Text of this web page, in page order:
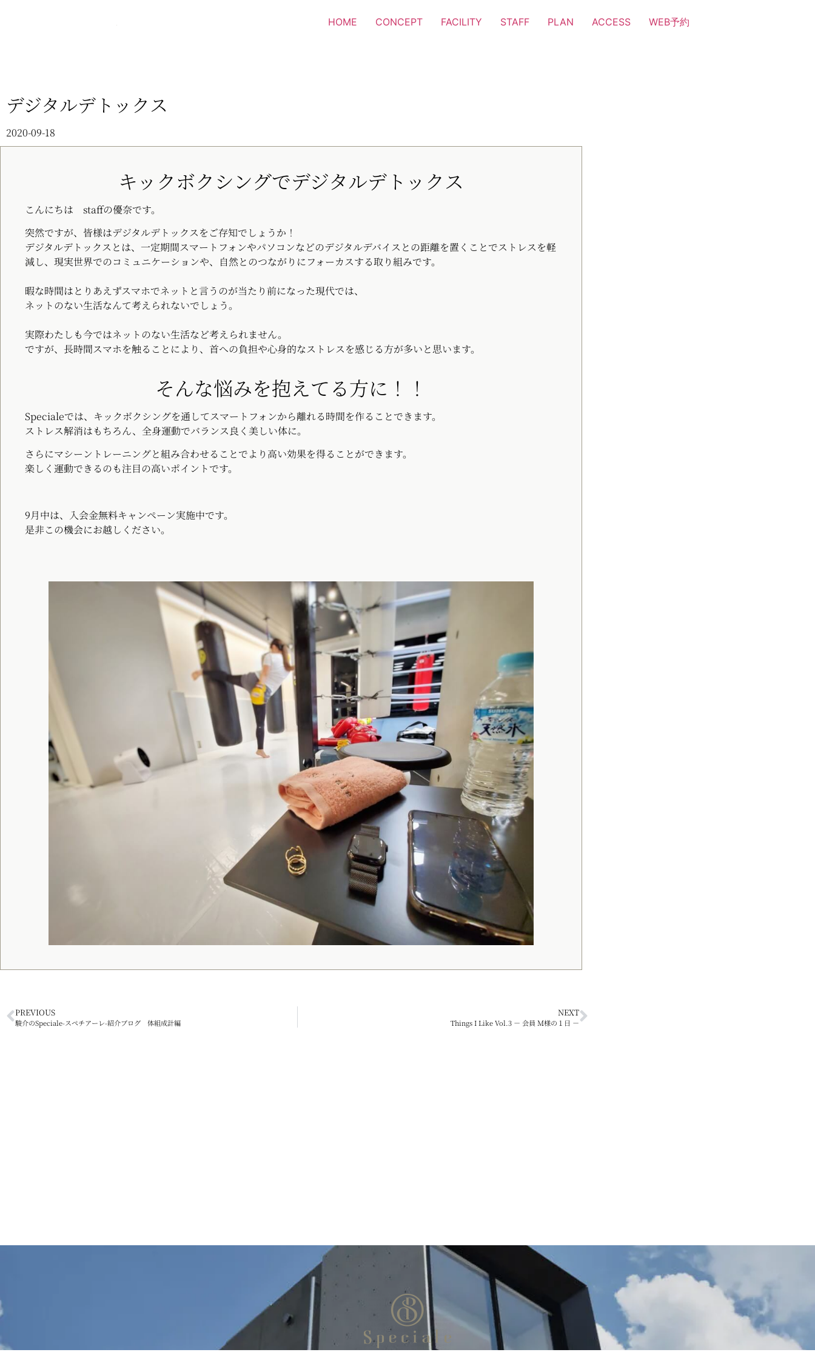
HOME CONCEPT FACILITY STAFF PLAN ACCESS WEB予約
デジタルデトックス
2020-09-18
キックボクシングでデジタルデトックス
こんにちは staffの優奈です。
突然ですが、皆様はデジタルデトックスをご存知でしょうか！
デジタルデトックスとは、一定期間スマートフォンやパソコンなどのデジタルデバイスとの距離を置くことでストレスを軽
減し、現実世界でのコミュニケーションや、自然とのつながりにフォーカスする取り組みです。
暇な時間はとりあえずスマホでネットと言うのが当たり前になった現代では、
ネットのない生活なんて考えられないでしょう。
実際わたしも今ではネットのない生活など考えられません。
ですが、長時間スマホを触ることにより、首への負担や心身的なストレスを感じる方が多いと思います。
そんな悩みを抱えてる方に！！
Specialeでは、キックボクシングを通してスマートフォンから離れる時間を作ることできます。
ストレス解消はもちろん、全身運動でバランス良く美しい体に。
さらにマシーントレーニングと組み合わせることでより高い効果を得ることができます。
楽しく運動できるのも注目の高いポイントです。
9月中は、入会金無料キャンペーン実施中です。
是非この機会にお越しください。
PREVIOUS
駿介のSpeciale-スペチアーレ-紹介ブログ 体組成計編
NEXT
Things I Like Vol.3 － 会員 Ｍ様の１日 －